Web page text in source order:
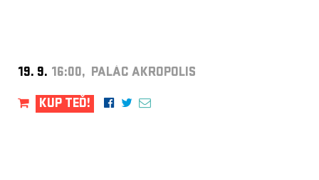
19. 9. 16:00, PALÁC AKROPOLIS
KUP TEĎ!